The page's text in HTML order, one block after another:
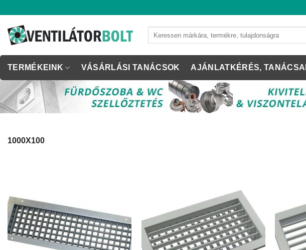
content
TERMÉKEINK VÁSÁRLÁSI TANÁCSOK AJÁNLATKÉRÉS,
1000X100